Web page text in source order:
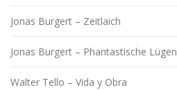
Jonas Burgert – Zeitlaich
Jonas Burgert – Phantastische Lügen
Walter Tello – Vida y Obra